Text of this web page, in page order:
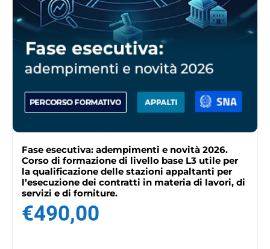
Fase esecutiva: adempimenti e novità 2026.
Corso di formazione di livello base L3 utile per
la qualificazione delle stazioni appaltanti per
l’esecuzione dei contratti in materia di lavori, di
servizi e di forniture.
€490,00